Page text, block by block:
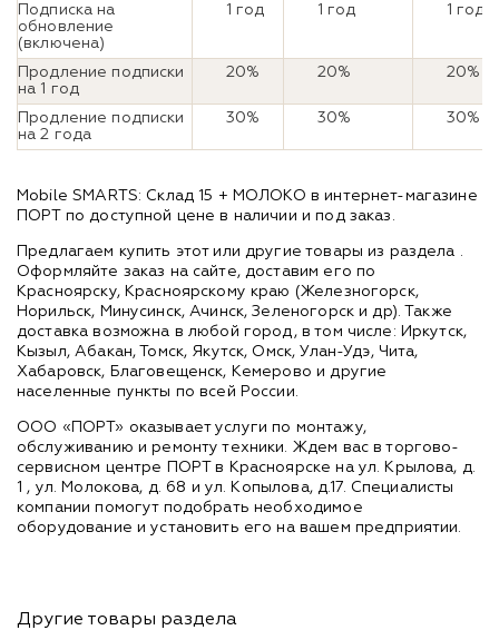
Подписка на
обновление
(включена)
1 год 1 год 1 год
Продление подписки
на 1 год
20% 20% 20%
Продление подписки
на 2 года
30% 30% 30%
Mobile SMARTS: Склад 15 + МОЛОКО в интернет-магазине
ПОРТ по доступной цене в наличии и под заказ.
Предлагаем купить этот или другие товары из раздела .
Оформляйте заказ на сайте, доставим его по
Красноярску, Красноярскому краю (Железногорск,
Норильск, Минусинск, Ачинск, Зеленогорск и др). Также
доставка возможна в любой город, в том числе: Иркутск,
Кызыл, Абакан, Томск, Якутск, Омск, Улан-Удэ, Чита,
Хабаровск, Благовещенск, Кемерово и другие
населенные пункты по всей России.
ООО «ПОРТ» оказывает услуги по монтажу,
обслуживанию и ремонту техники. Ждем вас в торгово-
сервисном центре ПОРТ в Красноярске на ул. Крылова, д.
1 , ул. Молокова, д. 68 и ул. Копылова, д.17. Специалисты
компании помогут подобрать необходимое
оборудование и установить его на вашем предприятии.
Другие товары раздела